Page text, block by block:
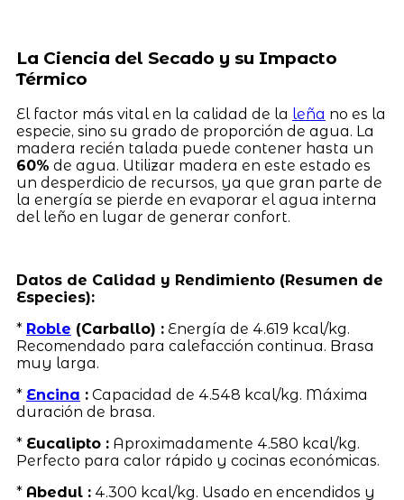
La Ciencia del Secado y su Impacto
Térmico
El factor más vital en la calidad de la leña no es la
especie, sino su grado de proporción de agua. La
madera recién talada puede contener hasta un
60% de agua. Utilizar madera en este estado es
un desperdicio de recursos, ya que gran parte de
la energía se pierde en evaporar el agua interna
del leño en lugar de generar confort.
Datos de Calidad y Rendimiento (Resumen de
Especies):
* Roble (Carballo) :Energía de 4.619 kcal/kg.
Recomendado para calefacción continua. Brasa
muy larga.
* Encina :Capacidad de 4.548 kcal/kg. Máxima
duración de brasa.
* Eucalipto :Aproximadamente 4.580 kcal/kg.
Perfecto para calor rápido y cocinas económicas.
* Abedul :4.300 kcal/kg. Usado en encendidos y